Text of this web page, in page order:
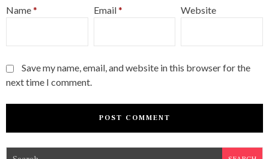
Name* Email* Website
Save my name, email, and website in this browser for the
next time I comment.